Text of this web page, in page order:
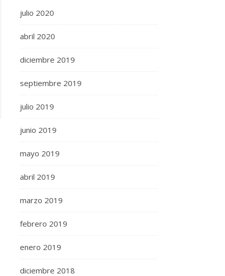
julio 2020
abril 2020
diciembre 2019
septiembre 2019
julio 2019
junio 2019
mayo 2019
abril 2019
marzo 2019
febrero 2019
enero 2019
diciembre 2018